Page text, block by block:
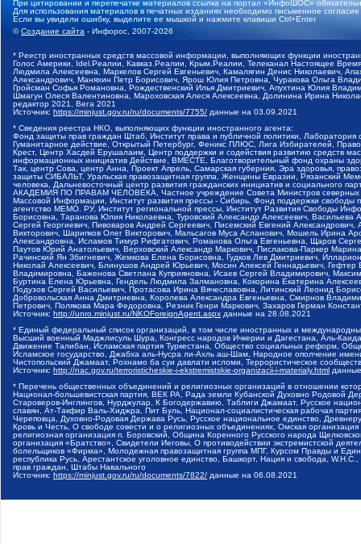
При цитировании и перепечатке материалов ссылка на портал «ИнфоШОС»
Для использования материалов в печатных изданиях необходимо письменное
Если вы увидели ошибку, выделите ее мышкой и нажмите клавиши Ctrl+Enter
©Создание сайта - Инфорос, 2007-2026
* Реестр иностранных средств массовой информации, выполняющих функции
Голос Америки, Idel.Реалии, Кавказ.Реалии, Крым.Реалии, Телеканал Настоящее
Людмила Алексеевна, Маркелов Сергей Евгеньевич, Камалягин Денис Николаевич,
Александрович, Маняхин Петр Борисович, Ярош Юлия Петровна, Чуракова Ольга
Гройсман Софья Романовна, Рождественский Илья Дмитриевич, Апухтина Юлия
Шмагун Олеся Валентиновна, Мароховская Алеся Алексеевна, Долинина Ирина
редактор 2021, Вега 2021
Источник: https://minjust.gov.ru/ru/documents/7755/ данные на 03.09.2021
* Сведения реестра НКО, выполняющих функции иностранного агента:
Фонд защиты прав граждан Штаб, Институт права и публичной политики,
Гуманитарное действие, Открытый Петербург, Феникс ПЛЮС, Лига Избирателей,
Крест, Центр Хасдей Ерушалаим, Центр поддержки и содействия развитию средств
информационных инициатив Действие, ВМЕСТЕ, Благотворительный фонд охраны
Так, центр Сова, центр Анна, Проект Апрель, Самарская губерния, Эра здоровья,
защиты СИБАЛЬТ, Уральская правозащитная группа, Женщины Евразии, Рязанский
человека, Дальневосточный центр развития гражданских инициатив и социального
АКАДЕМИЯ ПО ПРАВАМ ЧЕЛОВЕКА, Частное учреждение Совета Министров северных
Массовой Информации, Институт развития прессы - Сибирь, Фонд поддержки
агентство МЕМО. РУ, Институт региональной прессы, Институт Развития Свободы
Борисовна, Таранова Юлия Николаевна, Туровский Александр Алексеевич,
Сергей Георгиевич, Пивоваров Андрей Сергеевич, Писемский Евгений
Викторович, Шарипков Олег Викторович, Мальсагов Муса Асланович, Мошель Ирина
Александровна, Исламов Тимур Рифгатович, Романова Ольга Евгеньевна, Щаров
Паутов Юрий Анатольевич, Верховский Александр Маркович, Пислакова-Паркер
Рачинский Ян Збигневич, Жемкова Елена Борисовна, Гудков Лев Дмитриевич,
Николай Алексеевич, Блинушов Андрей Юрьевич, Мосин Алексей Геннадьевич,
Владимировна, Баженова Светлана Куприяновна, Исаев Сергей Владимирович,
Буртина Елена Юрьевна, Гендель Людмила Залмановна, Кокорина Екатерина
Подузов Сергей Васильевич, Протасова Ирина Вячеславовна, Литинский Леонид
Добровольская Анна Дмитриевна, Королева Александра Евгеньевна, Смирнов
Петрович, Полякова Мара Федоровна, Резник Генри Маркович, Захаров Герман
Источник: http://unro.minjust.ru/NKOForeignAgent.aspx данные на 28.08.2021
* Единый федеральный список организаций, в том числе иностранных и
Высший военный Маджлисуль Шура, Конгресс народов Ичкерии и Дагестана, Аль-
Движение Талибан, Исламская партия Туркестана, Общество социальных реформ,
Исламское государство, Джабха аль-Нусра ли-Ахль аш-Шам, Народное ополчение
Чистопольский Джамаат, Рохнамо ба суи давлати исломи, Террористическое
Источник: http://nac.gov.ru/terroristicheskie-i-ekstremistskie-organizacii-i-materialy.html
* Перечень общественных объединений и религиозных организаций в отношении
Национал-большевистская партия, ВЕК РА, Рада земли Кубанской Духовно Родовой
Староверов-Инглингов, Нурджулар, К Богодержавию, Таблиги Джамаат, Русское
славян, Ат-Такфир Валь-Хиджра, Пит Буль, Национал-социалистическая рабочая
Череповца, Духовно-Родовая Держава Русь, Русское национальное единство,
Кровь и Честь, О свободе совести и о религиозных объединениях, Омская
религиозная организация п. Боровский, Община Коренного Русского народа
организация «Братство», Свидетели Иеговы, О противодействии экстремистской
болельщиков «Фирма», Молодежная правозащитная группа МПГ, Курсом Правды и
республика Русь, Арестантское уголовное единство, Башкорт, Нация и свобода,
прав граждан, Штабы Навального
Источник: https://minjust.gov.ru/ru/documents/7822/ данные на 06.08.2021